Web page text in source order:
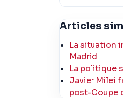
Articles
La situation
Madrid
La politique
Javier Milei
post-Coupe